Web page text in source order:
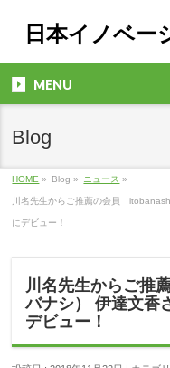
日本イノベー
MENU
Blog
HOME » Blog » ニュース »
川名先生からご推薦の会員
にデビュー！
川名先生からご推
バナシ） 伊達文香
デビュー！